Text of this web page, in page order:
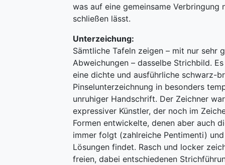
was auf eine gemeinsame Verbringung
schließen lässt.
Unterzeichung:
Sämtliche Tafeln zeigen – mit nur sehr
Abweichungen – dasselbe Strichbild.
eine dichte und ausführliche schwarz-
Pinselunterzeichnung in besonders
unruhiger Handschrift. Der Zeichner
expressiver Künstler, der noch im
Formen entwickelte, denen aber auch
immer folgt (zahlreiche Pentimenti)
Lösungen findet. Rasch und locker
freien, dabei entschiedenen